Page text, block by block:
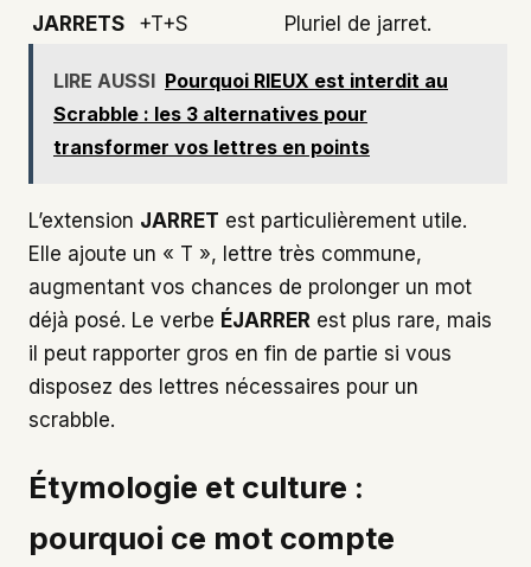
JARRETS
+T+S Pluriel de jarret.
LIRE AUSSI Pourquoi RIEUX est interdit au
Scrabble : les 3 alternatives pour
transformer vos lettres en points
L’extension JARRET est particulièrement utile.
Elle ajoute un « T », lettre très commune,
augmentant vos chances de prolonger un mot
déjà posé. Le verbe ÉJARRER est plus rare, mais
il peut rapporter gros en fin de partie si vous
disposez des lettres nécessaires pour un
scrabble.
Étymologie et culture :
pourquoi ce mot compte